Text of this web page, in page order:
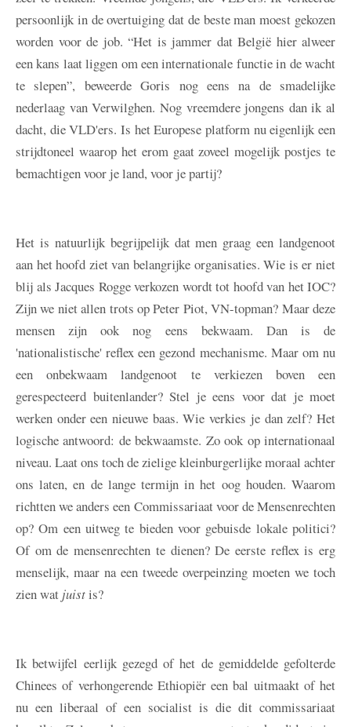
persoonlijk in de overtuiging dat de beste man moest gekozen
worden voor de job. “Het is jammer dat België hier alweer
een kans laat liggen om een internationale functie in de wacht
te slepen”, beweerde Goris nog eens na de smadelijke
nederlaag van Verwilghen. Nog vreemdere jongens dan ik al
dacht, die VLD'ers. Is het Europese platform nu eigenlijk een
strijdtoneel waarop het erom gaat zoveel mogelijk postjes te
bemachtigen voor je land, voor je partij?
Het is natuurlijk begrijpelijk dat men graag een landgenoot
aan het hoofd ziet van belangrijke organisaties. Wie is er niet
blij als Jacques Rogge verkozen wordt tot hoofd van het IOC?
Zijn we niet allen trots op Peter Piot, VN-topman? Maar deze
mensen zijn ook nog eens bekwaam. Dan is de
'nationalistische' reflex een gezond mechanisme. Maar om nu
een onbekwaam landgenoot te verkiezen boven een
gerespecteerd buitenlander? Stel je eens voor dat je moet
werken onder een nieuwe baas. Wie verkies je dan zelf? Het
logische antwoord: de bekwaamste. Zo ook op internationaal
niveau. Laat ons toch de zielige kleinburgerlijke moraal achter
ons laten, en de lange termijn in het oog houden. Waarom
richtten we anders een Commissariaat voor de Mensenrechten
op? Om een uitweg te bieden voor gebuisde lokale politici?
Of om de mensenrechten te dienen? De eerste reflex is erg
menselijk, maar na een tweede overpeinzing moeten we toch
zien wat juistis?
Ik betwijfel eerlijk gezegd of het de gemiddelde gefolterde
Chinees of verhongerende Ethiopiër een bal uitmaakt of het
nu een liberaal of een socialist is die dit commissariaat